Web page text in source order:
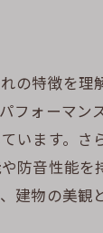
の特徴を
フォーマ
います。
防音性能
建物の美観